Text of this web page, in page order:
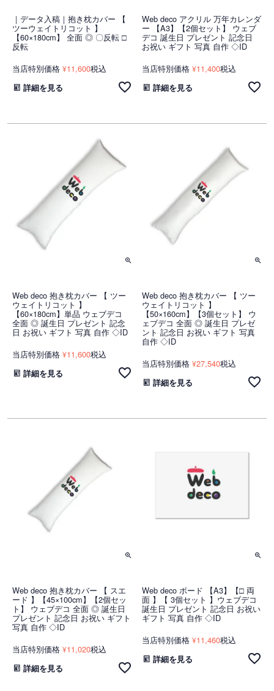
｜データ入稿｜抱き枕カバー 【
ツーウェイトリコット 】
【60×180cm】 全面 ◎ 〇反転 □
反転
当店特別価格 ¥11,600税込
詳細を見る
Web deco アクリル 万年カレンダ
ー 【A3】【2個セット】 ウェブ
デコ 誕生日 プレゼント 記念日
お祝い ギフト 写真 自作 ◇ID
当店特別価格 ¥11,400税込
詳細を見る
Web deco 抱き枕カバー 【 ツー
ウェイトリコット 】
【60×180cm】単品 ウェブデコ
全面 ◎ 誕生日 プレゼント 記念
日 お祝い ギフト 写真 自作 ◇ID
当店特別価格 ¥11,600税込
詳細を見る
Web deco 抱き枕カバー 【 ツー
ウェイトリコット 】
【50×160cm】【3個セット】 ウ
ェブデコ 全面 ◎ 誕生日 プレゼ
ント 記念日 お祝い ギフト 写真
自作 ◇ID
当店特別価格 ¥27,540税込
詳細を見る
Web deco 抱き枕カバー 【 スエ
ード 】【45×100cm】【2個セッ
ト】 ウェブデコ 全面 ◎ 誕生日
プレゼント 記念日 お祝い ギフト
写真 自作 ◇ID
当店特別価格 ¥11,020税込
詳細を見る
Web deco ボード 【A3】【□ 両
面 】【 3個セット 】ウェブデコ
誕生日 プレゼント 記念日 お祝い
ギフト 写真 自作 ◇ID
当店特別価格 ¥11,460税込
詳細を見る